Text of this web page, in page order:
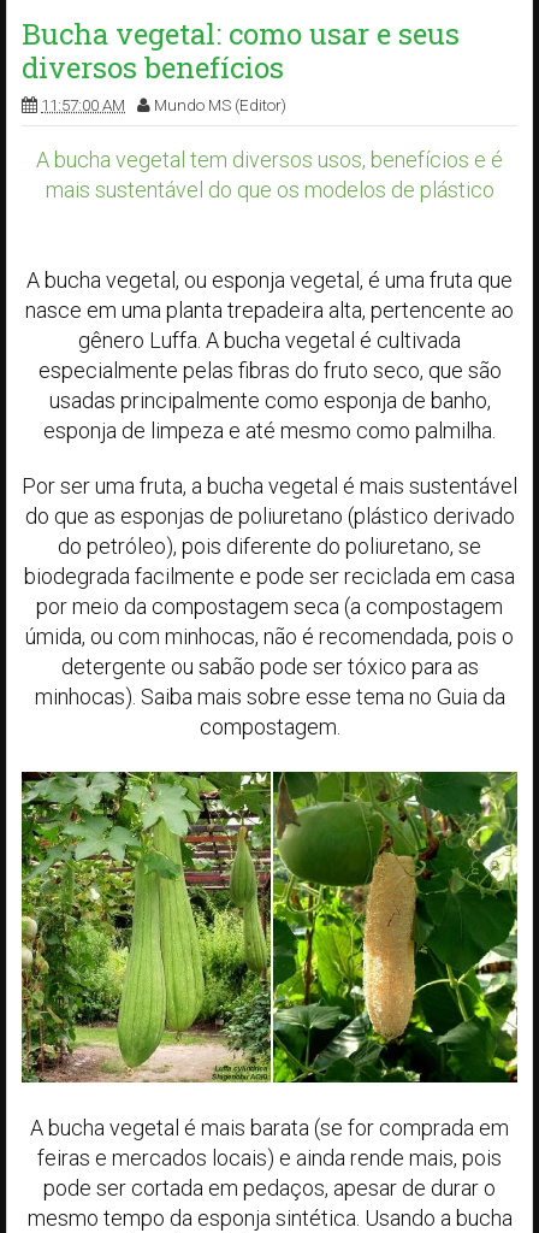
Bucha vegetal: como usar e seus
diversos benefícios
11:57:00 AM Mundo MS (Editor)
A bucha vegetal tem diversos usos, benefícios e é
mais sustentável do que os modelos de plástico
A bucha vegetal, ou esponja vegetal, é uma fruta que
nasce em uma planta trepadeira alta, pertencente ao
gênero Luffa. A bucha vegetal é cultivada
especialmente pelas fibras do fruto seco, que são
usadas principalmente como esponja de banho,
esponja de limpeza e até mesmo como palmilha.
Por ser uma fruta, a bucha vegetal é mais sustentável
do que as esponjas de poliuretano (plástico derivado
do petróleo), pois diferente do poliuretano, se
biodegrada facilmente e pode ser reciclada em casa
por meio da compostagem seca (a compostagem
úmida, ou com minhocas, não é recomendada, pois o
detergente ou sabão pode ser tóxico para as
minhocas). Saiba mais sobre esse tema no Guia da
compostagem.
A bucha vegetal é mais barata (se for comprada em
feiras e mercados locais) e ainda rende mais, pois
pode ser cortada em pedaços, apesar de durar o
mesmo tempo da esponja sintética. Usando a bucha